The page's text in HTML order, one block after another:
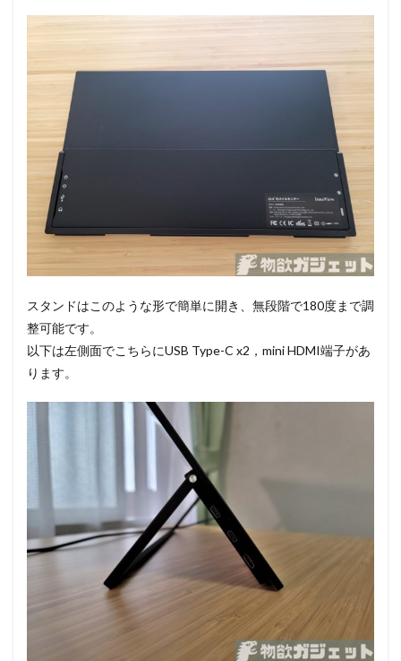
スタンドはこのような形で簡単に開き、無段階で180度まで調
整可能です。
以下は左側面でこちらにUSB Type-C x2，mini HDMI端子があ
ります。